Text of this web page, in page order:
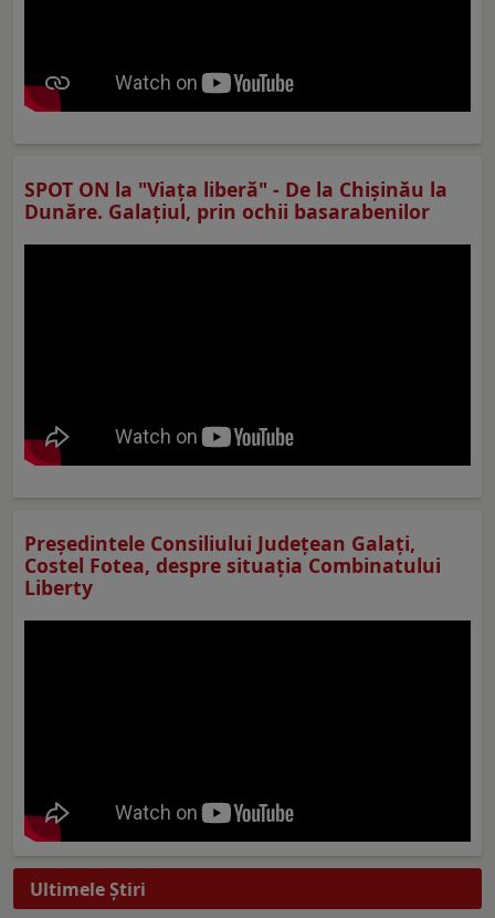
SPOT ON la "Viaţa liberă" - De la Chișinău la
Dunăre. Galațiul, prin ochii basarabenilor
Preşedintele Consiliului Judeţean Galaţi,
Costel Fotea, despre situaţia Combinatului
Liberty
Ultimele Ştiri